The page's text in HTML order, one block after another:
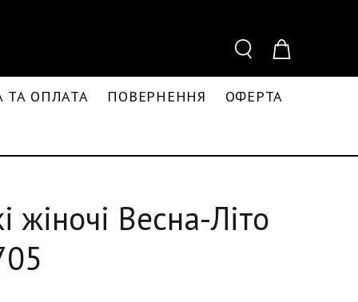
ТА ОПЛАТА ПОВЕРНЕННЯ ОФЕРТА
жіночі Весна-Літо